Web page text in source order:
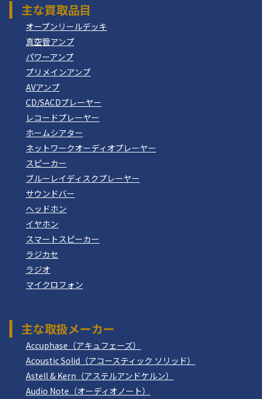
主な買取品目
オープンリールデッキ
真空管アンプ
パワーアンプ
プリメインアンプ
AVアンプ
CD/SACDプレーヤー
レコードプレーヤー
ホームシアター
ネットワークオーディオプレーヤー
スピーカー
ブルーレイディスクプレーヤー
サウンドバー
ヘッドホン
イヤホン
スマートスピーカー
ラジカセ
ラジオ
マイクロフォン
主な取扱メーカー
Accuphase（アキュフェーズ）
Acoustic Solid（アコースティック ソリッド）
Astell & Kern（アステルアンドケルン）
Audio Note（オーディオノート）